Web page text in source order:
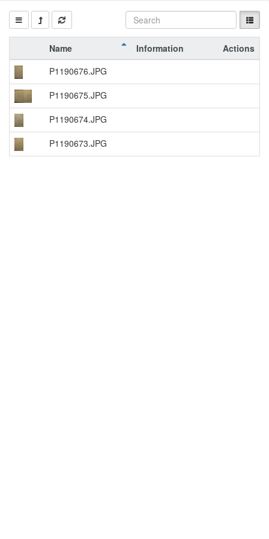
Name Information
Actions
P1190676.JPG
P1190675.JPG
P1190674.JPG
P1190673.JPG